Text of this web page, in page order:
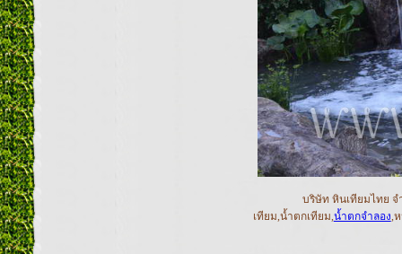
บริษัท หินเทียมไทย จำกัด เ
เทียม,น้ำตกเทียม,น้ำตกจำลอง,